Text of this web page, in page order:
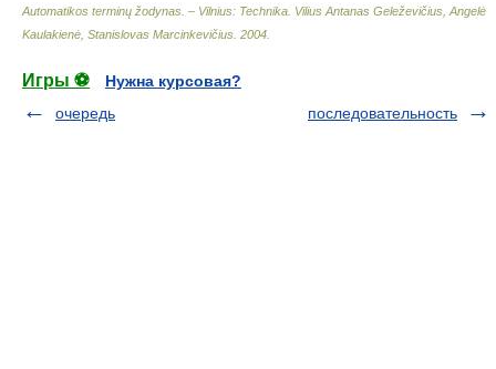
Automatikos terminų žodynas. – Vilnius: Technika Vilius Antanas Geleževičius, Angelė
Kaulakienė, Stanislovas Marcinkevičius 2004
Игры ⚽
Нужна курсовая?
очередь
последовательность